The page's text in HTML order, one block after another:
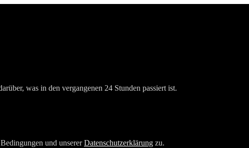
was in den vergangenen 24 Stunden passiert ist.
und unsererDatenschutzerklärung zu.